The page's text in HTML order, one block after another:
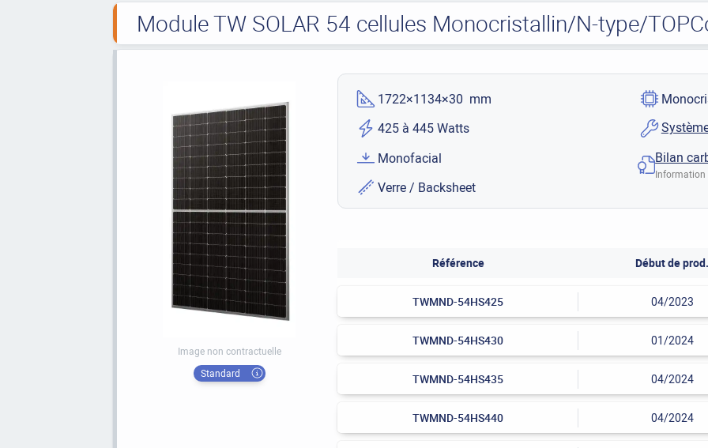
Module TW SOLAR 54 cellules Monocristallin/N-type/
Image non contractuelle
Standard
1722×1134×30 mm
425 à 445 Watts
Monofacial
Verre / Backsheet
Bilan
Information
Référence Début de
TWMND-54HS425 04/2023
TWMND-54HS430 01/2024
TWMND-54HS435 04/2024
TWMND-54HS440 04/2024